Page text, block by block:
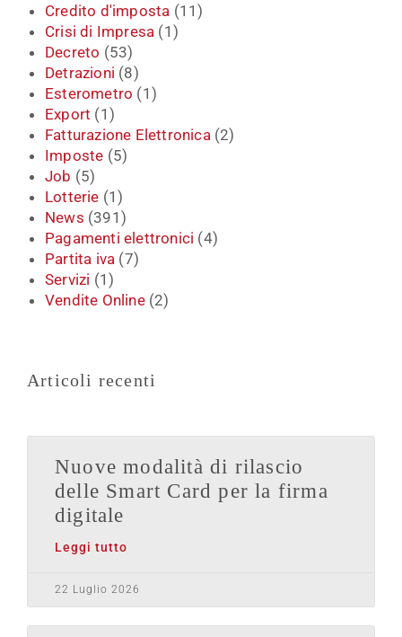
Credito d'imposta (11)
Crisi di Impresa (1)
Decreto (53)
Detrazioni (8)
Esterometro (1)
Export (1)
Fatturazione Elettronica (2)
Imposte (5)
Job (5)
Lotterie (1)
News (391)
Pagamenti elettronici (4)
Partita iva (7)
Servizi (1)
Vendite Online(2)
Articoli recenti
Nuove modalità di rilascio
delle Smart Card per la firma
digitale
Leggi tutto
22 Luglio 2026